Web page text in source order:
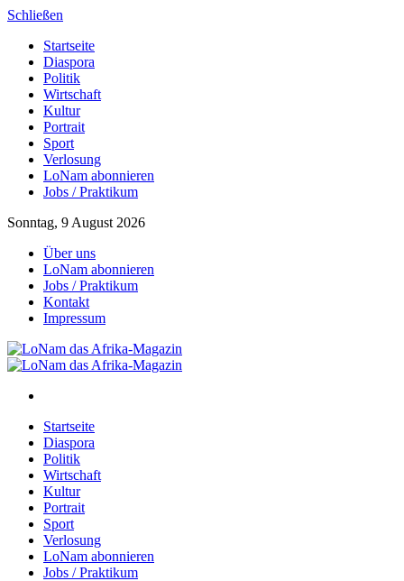
Schließen
Startseite
Diaspora
Politik
Wirtschaft
Kultur
Portrait
Sport
Verlosung
LoNam abonnieren
Jobs / Praktikum
Sonntag, 9 August 2026
Über uns
LoNam abonnieren
Jobs / Praktikum
Kontakt
Impressum
Startseite
Diaspora
Politik
Wirtschaft
Kultur
Portrait
Sport
Verlosung
LoNam abonnieren
Jobs / Praktikum